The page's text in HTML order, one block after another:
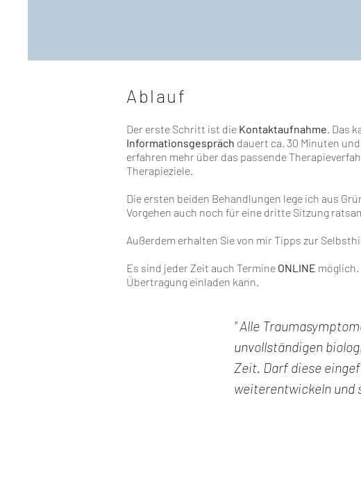
Ablauf
Der erste Schritt ist die Kontaktaufnahme. Das
Informationsgespräch dauert ca. 30 Minuten
erfahren mehr über das passende
Therapieziele.
Die ersten beiden Behandlungen lege ich aus
Vorgehen auch noch für eine dritte Sitzung
Außerdem erhalten Sie von mir Tipps zur
Es sind jeder Zeit auch Termine ONLINE
Übertragung einladen kann.
"Alle
unvollständigen
Zeit. Darf diese
weiterentwickeln und